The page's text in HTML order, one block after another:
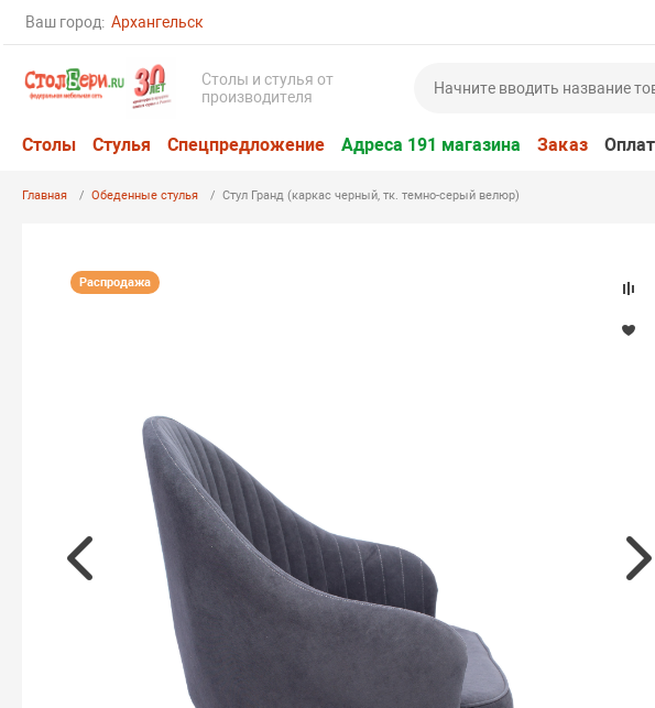
Ваш город: Архангельск
Столы и стулья от
производителя
Столы Стулья Спецпредложение Адреса 191 магазина Заказ
Главная Обеденные стулья Стул Гранд (каркас черный, тк. темно-серый велюр)
Распродажа